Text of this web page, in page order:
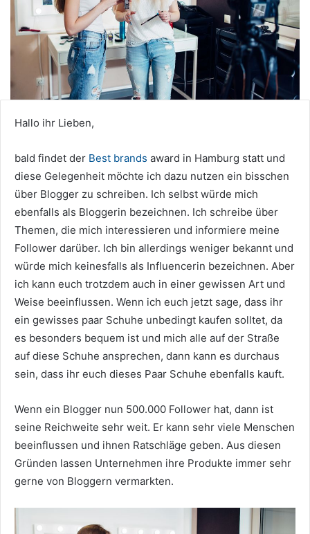
Hallo ihr Lieben,
bald findet der Best brands award in Hamburg statt und
diese Gelegenheit möchte ich dazu nutzen ein bisschen
über Blogger zu schreiben. Ich selbst würde mich
ebenfalls als Bloggerin bezeichnen. Ich schreibe über
Themen, die mich interessieren und informiere meine
Follower darüber. Ich bin allerdings weniger bekannt und
würde mich keinesfalls als Influencerin bezeichnen. Aber
ich kann euch trotzdem auch in einer gewissen Art und
Weise beeinflussen. Wenn ich euch jetzt sage, dass ihr
ein gewisses paar Schuhe unbedingt kaufen solltet, da
es besonders bequem ist und mich alle auf der Straße
auf diese Schuhe ansprechen, dann kann es durchaus
sein, dass ihr euch dieses Paar Schuhe ebenfalls kauft.
Wenn ein Blogger nun 500.000 Follower hat, dann ist
seine Reichweite sehr weit. Er kann sehr viele Menschen
beeinflussen und ihnen Ratschläge geben. Aus diesen
Gründen lassen Unternehmen ihre Produkte immer sehr
gerne von Bloggern vermarkten.